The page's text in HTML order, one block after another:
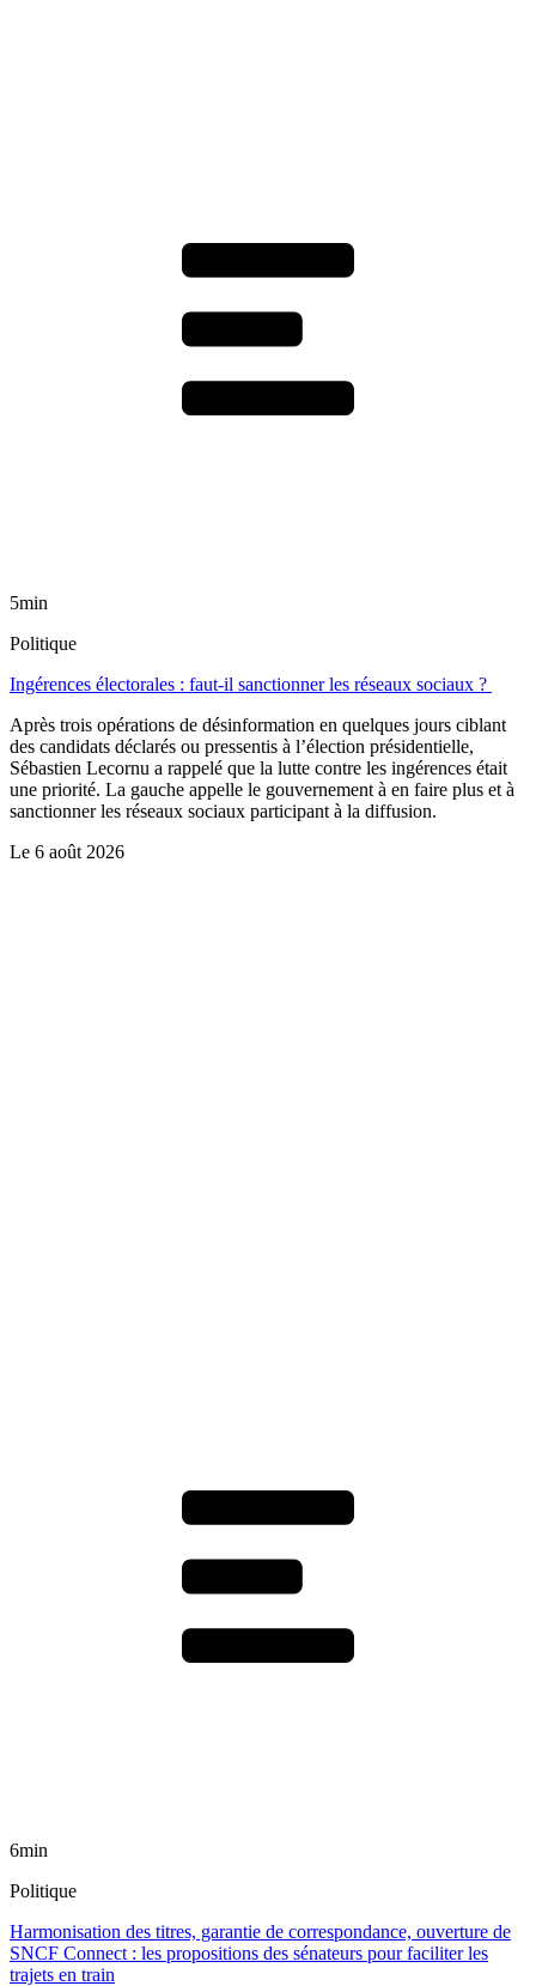
5min
Politique
Ingérences électorales : faut-il sanctionner les réseaux sociaux ?
Après trois opérations de désinformation en quelques jours ciblant
des candidats déclarés ou pressentis à l’élection présidentielle,
Sébastien Lecornu a rappelé que la lutte contre les ingérences était
une priorité. La gauche appelle le gouvernement à en faire plus et à
sanctionner les réseaux sociaux participant à la diffusion.
Le 6 août 2026
6min
Politique
Harmonisation des titres, garantie de correspondance, ouverture de
SNCF Connect : les propositions des sénateurs pour faciliter les
trajets en train